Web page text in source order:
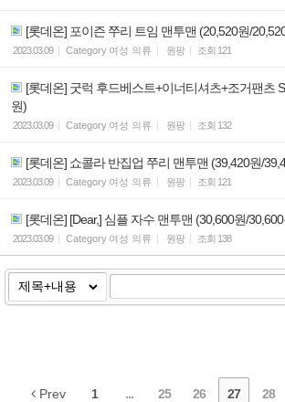
[롯데온] 포이즌 쭈리 트임 맨투맨 (20,520원/
2023.03.09 Category 여성 의류 원팡 조회 121
[롯데온] 굿럭 후드베스트+이너티셔츠+조거팬츠
원)
2023.03.09 Category 여성 의류 원팡 조회 132
[롯데온] 쇼콜라 반집업 쭈리 맨투맨 (39,420원/
2023.03.09 Category 여성 의류 원팡 조회 121
[롯데온] [Dear,] 심플 자수 맨투맨 (30,600원/
2023.03.09 Category 여성 의류 원팡 조회 138
Prev 1 ... 25 26 27 28